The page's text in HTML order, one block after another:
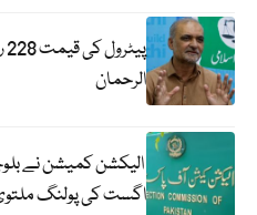
الرحمان
اگست کی پولنگ